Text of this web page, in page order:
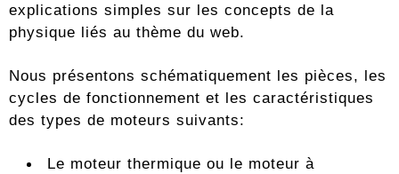
explications simples sur les concepts de la
physique liés au thème du web.
Nous présentons schématiquement les pièces, les
cycles de fonctionnement et les caractéristiques
des types de moteurs suivants:
Le moteur thermique ou le moteur à